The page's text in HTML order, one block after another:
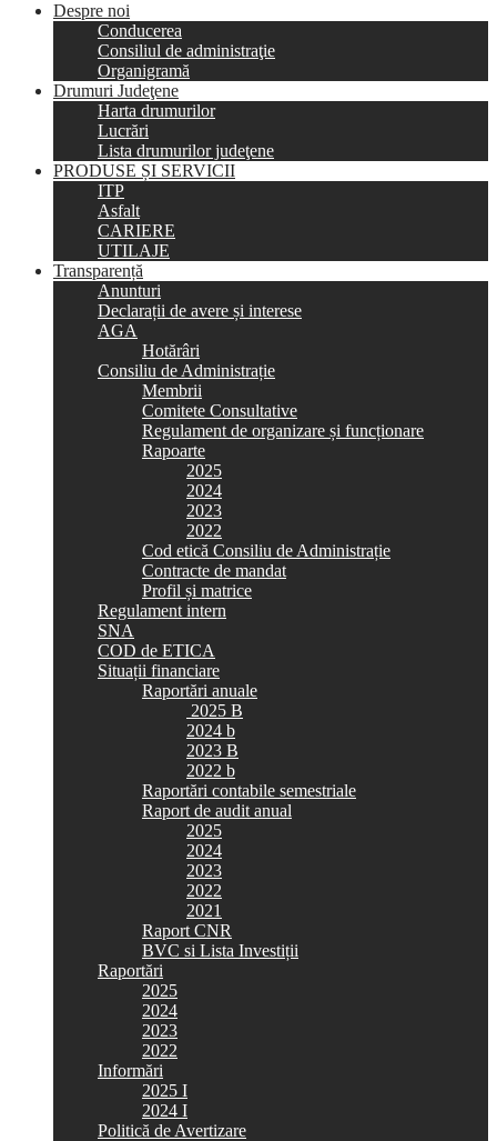
Despre noi
Conducerea
Consiliul de administraţie
Organigramă
Drumuri Judeţene
Harta drumurilor
Lucrări
Lista drumurilor judeţene
PRODUSE ȘI SERVICII
ITP
Asfalt
CARIERE
UTILAJE
Transparență
Anunturi
Declarații de avere și interese
AGA
Hotărâri
Consiliu de Administrație
Membrii
Comitete Consultative
Regulament de organizare și funcționare
Rapoarte
2025
2024
2023
2022
Cod etică Consiliu de Administrație
Contracte de mandat
Profil și matrice
Regulament intern
SNA
COD de ETICA
Situații financiare
Raportări anuale
2025 B
2024 b
2023 B
2022 b
Raportări contabile semestriale
Raport de audit anual
2025
2024
2023
2022
2021
Raport CNR
BVC si Lista Investiții
Raportări
2025
2024
2023
2022
Informări
2025 I
2024 I
Politică de Avertizare